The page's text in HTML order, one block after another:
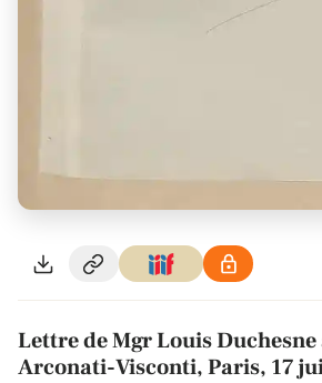
Lettre de Mgr Louis
Arconati-Visconti, Paris, 17